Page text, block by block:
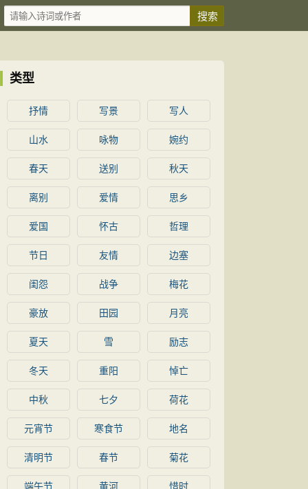
类型
抒情 写景 写人
山水 咏物 婉约
春天 送别 秋天
离别 爱情 思乡
爱国 怀古 哲理
节日 友情 边塞
闺怨 战争 梅花
豪放 田园 月亮
夏天 雪 励志
冬天 重阳 悼亡
中秋 七夕 荷花
元宵节 寒食节 地名
清明节 春节 菊花
端午节 黄河 惜时